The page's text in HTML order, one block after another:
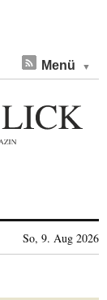
Menü
So, 9. Aug 2026